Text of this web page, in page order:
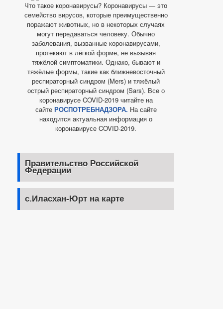
Что такое коронавирусы? Коронавирусы — это
семейство вирусов, которые преимущественно
поражают животных, но в некоторых случаях
могут передаваться человеку. Обычно
заболевания, вызванные коронавирусами,
протекают в лёгкой форме, не вызывая
тяжёлой симптоматики. Однако, бывают и
тяжёлые формы, такие как ближневосточный
респираторный синдром (Mers) и тяжёлый
острый респираторный синдром (Sars). Все о
коронавирусе COVID-2019 читайте на
сайте РОСПОТРЕБНАДЗОРА. На сайте
находится актуальная информация о
коронавирусе COVID-2019.
Правительство Российской
Федерации
с.Иласхан-Юрт на карте